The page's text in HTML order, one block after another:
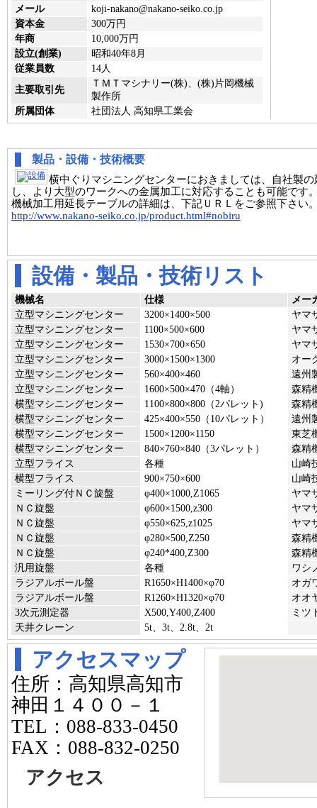
メール
koji-nakano@nakano-seiko.co.jp
資本金
300万円
年商
10,000万円
設立(創業)
昭和40年8月
従業員数
14人
主要取引先
ＴＭＴマシナリー(株)、(株)片岡機械
製作所
所属団体
社団法人 高知県工業会
製品・設備・技術概要
横中ぐりマシニングセンターにおきましては、自社製
し、より大型のワークへの金属加工に対応することも可能です
機械加工用延長テーブルの詳細は、下記ＵＲＬをご参照下さい
http://www.nakano-seiko.co.jp/product.html#nobiru
設備・製品・技術リスト
機械名 仕様
メー
立型マシニングセンター
3200×1400×500
ヤマ
立型マシニングセンター
1100×500×600
ヤマ
立型マシニングセンター
1530×700×650
ヤマ
立型マシニングセンター
3000×1500×1300
オー
立型マシニングセンター
560×400×460
遠州
立型マシニングセンター
1600×500×470（4軸）
森精
横型マシニングセンター
1100×800×800（2パレット)
森精
横型マシニングセンター
425×400×550（10パレット）
遠州
横型マシニングセンター
1500×1200×1150
東芝
横型マシニングセンター
840×760×840（3パレット）
森精
立型フライス
各種
山崎
横型フライス
900×750×600
山崎
ミーリング付ＮＣ旋盤
φ400×1000,Z1065
ヤマ
ＮＣ旋盤
φ600×1500,z300
ヤマ
ＮＣ旋盤
φ550×625,z1025
ヤマ
ＮＣ旋盤
φ280×500,Z250
森精
ＮＣ旋盤
φ240*400,Z300
森精
汎用旋盤
各種
ワシ
ラジアルボール盤
R1650×H1400×φ70
オガ
ラジアルボール盤
R1260×H1320×φ70
オオ
3次元測定器
X500,Y400,Z400
ミツ
天井クレーン
5t、3t、2.8t、2t
アクセスマップ
住所：高知県高知市
神田１４００－１
TEL：088-833-0450
FAX：088-832-0250
アクセス